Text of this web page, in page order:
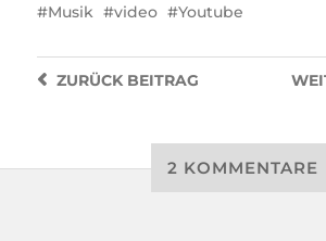
Musik
video Youtube
ZURÜCKBEITRAG
2 KOMMENTARE